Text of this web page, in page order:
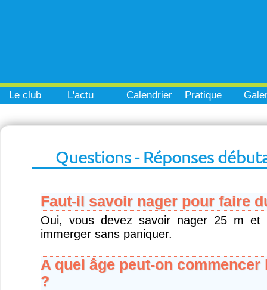
Le club L'actu Calendrier Pratique
Questions - Réponses
Faut-il savoir nager pour faire
Oui, vous devez savoir nager 25 m et
immerger sans paniquer.
A quel âge peut-on commencer
?